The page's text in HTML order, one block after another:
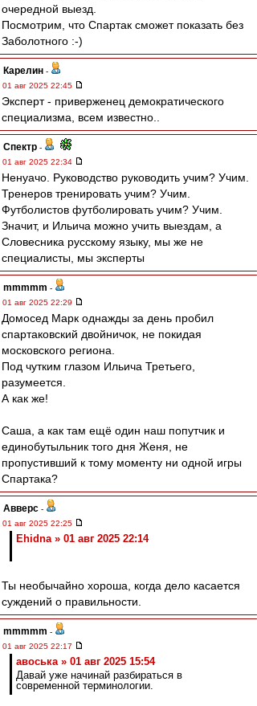
очередной выезд.
Посмотрим, что Спартак сможет показать без
Заболотного :-)
Карелин -
01 авг 2025 22:45
Эксперт - приверженец демократического
специализма, всем известно..
Спектр -
01 авг 2025 22:34
Ненуачо. Руководство руководить учим? Учим.
Тренеров тренировать учим? Учим.
Футболистов футболировать учим? Учим.
Значит, и Ильича можно учить выездам, а
Словесника русскому языку, мы же не
специалисты, мы эксперты
mmmmm -
01 авг 2025 22:29
Домосед Марк однажды за день пробил
спартаковский двойничок, не покидая
московского региона.
Под чутким глазом Ильича Третьего,
разумеется.
А как же!
Саша, а как там ещё один наш попутчик и
единобутыльник того дня Женя, не
пропустивший к тому моменту ни одной игры
Спартака?
Авверс -
01 авг 2025 22:25
Ehidna » 01 авг 2025 22:14
Ты необычайно хороша, когда дело касается
суждений о правильности.
mmmmm -
01 авг 2025 22:17
авоська » 01 авг 2025 15:54
Давай уже начинай разбираться в
современной терминологии.